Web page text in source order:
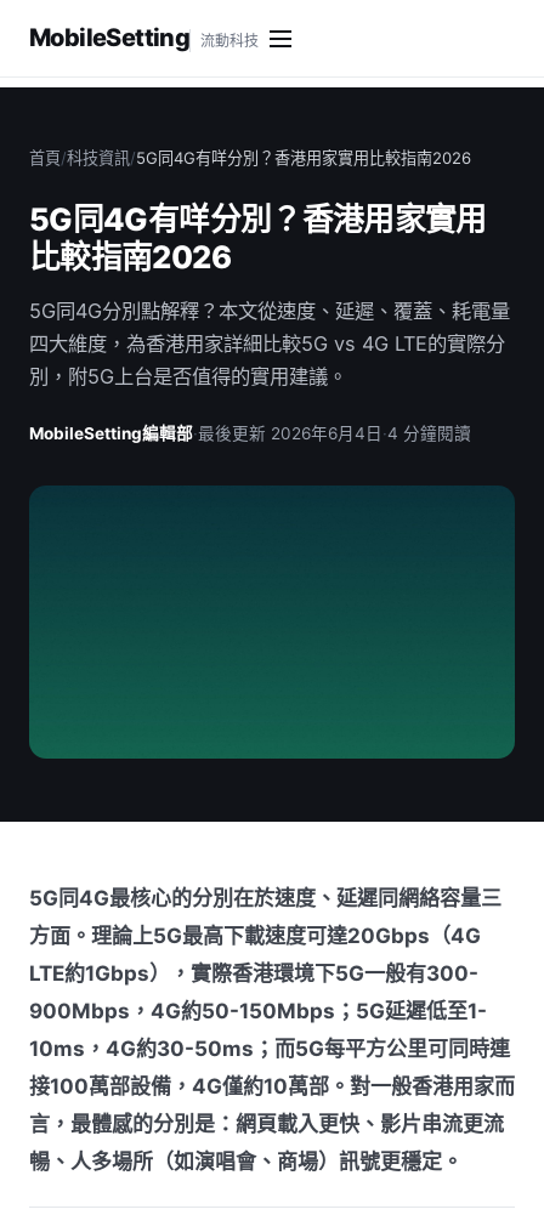
MobileSetting 流動科技
首頁/科技資訊/5G同4G有咩分別？香港用家實用比較指南2026
5G同4G有咩分別？香港用家實用
比較指南2026
5G同4G分別點解釋？本文從速度、延遲、覆蓋、耗電量
四大維度，為香港用家詳細比較5G vs 4G LTE的實際分
別，附5G上台是否值得的實用建議。
MobileSetting編輯部·最後更新 2026年6月4日 ·4 分鐘閱讀
5G同4G最核心的分別在於速度、延遲同網絡容量三
方面。理論上5G最高下載速度可達20Gbps（4G
LTE約1Gbps），實際香港環境下5G一般有300-
900Mbps，4G約50-150Mbps；5G延遲低至1-
10ms，4G約30-50ms；而5G每平方公里可同時連
接100萬部設備，4G僅約10萬部。對一般香港用家而
言，最體感的分別是：網頁載入更快、影片串流更流
暢、人多場所（如演唱會、商場）訊號更穩定。